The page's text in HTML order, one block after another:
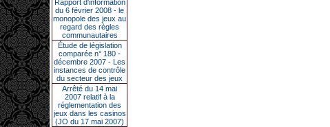
Rapport d'information
du 6 février 2008 - le
monopole des jeux au
regard des règles
communautaires
Étude de législation
comparée n° 180 -
décembre 2007 - Les
instances de contrôle
du secteur des jeux
Arrêté du 14 mai
2007 relatif à la
réglementation des
jeux dans les casinos
(JO du 17 mai 2007)